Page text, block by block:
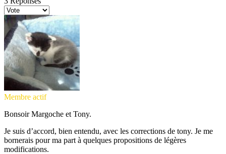
Membre actif
Bonsoir Margoche et Tony.
Je suis d’accord, bien entendu, avec les corrections de tony. Je me
bornerais pour ma part à quelques propositions de légères
modifications.